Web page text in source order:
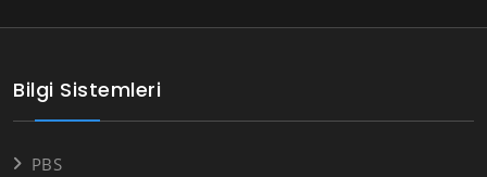
Bilgi Sistemleri
PBS